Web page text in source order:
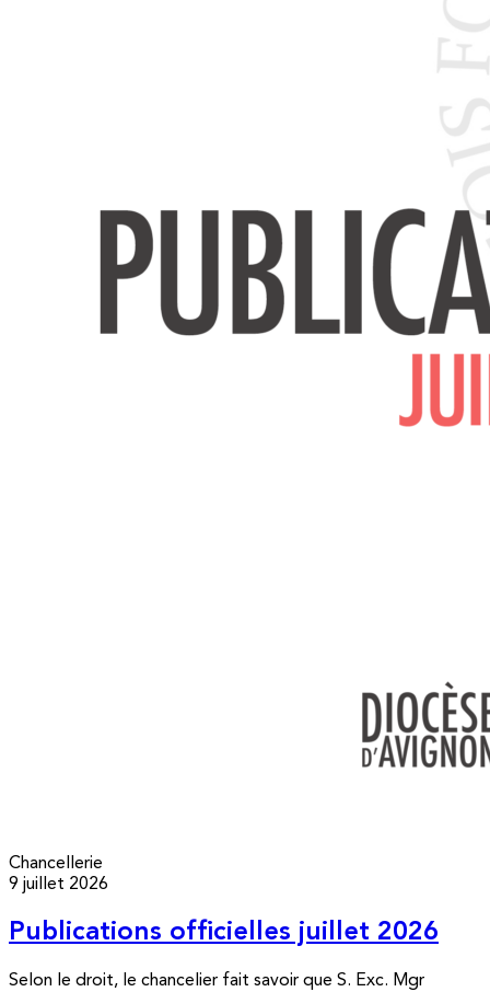
Chancellerie
9 juillet 2026
Publications officielles juillet 2026
Selon le droit, le chancelier fait savoir que S. Exc. Mgr